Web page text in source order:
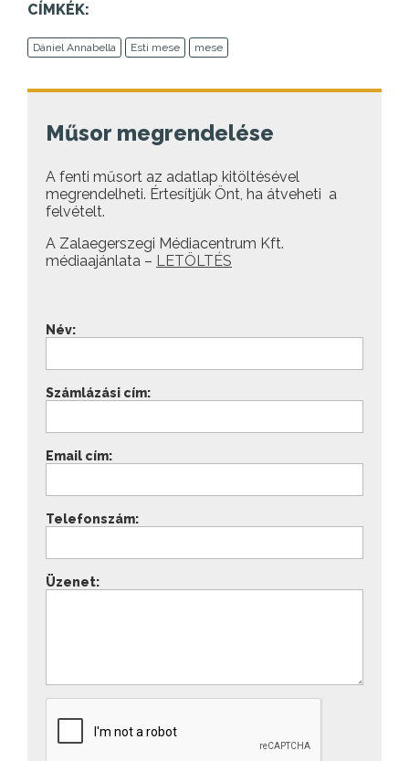
CÍMKÉK:
Dániel Annabella Esti mese mese
Műsor megrendelése
A fenti műsort az adatlap kitöltésével
megrendelheti. Értesítjük Önt, ha átveheti a
felvételt.
A Zalaegerszegi Médiacentrum Kft.
médiaajánlata – LETÖLTÉS
Név:
Számlázási cím:
Email cím:
Telefonszám:
Üzenet: